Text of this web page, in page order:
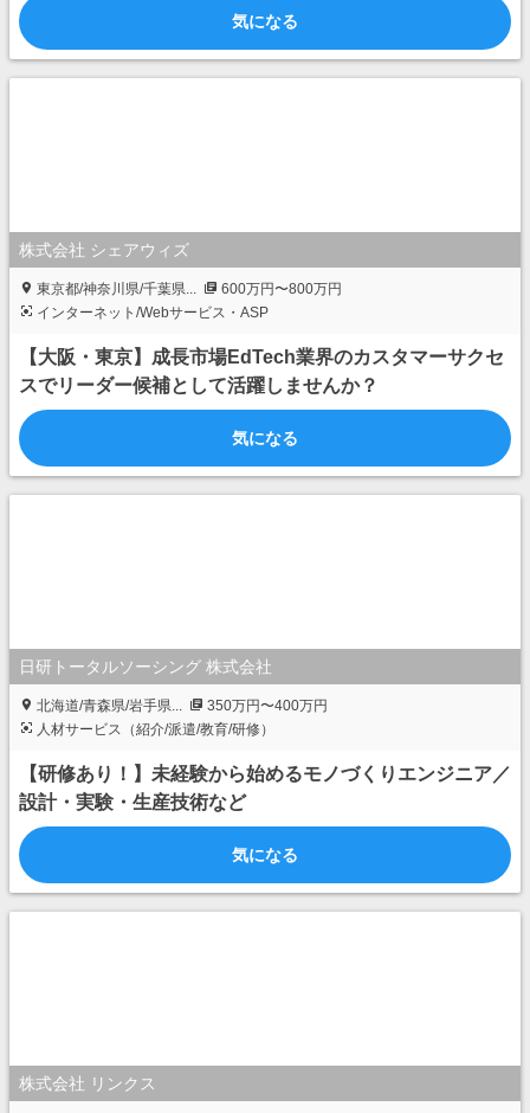
気になる
株式会社 シェアウィズ
東京都/神奈川県/千葉県...
600万円〜800万円
インターネット/Webサービス・ASP
【大阪・東京】成長市場EdTech業界のカスタマーサクセ
スでリーダー候補として活躍しませんか？
気になる
日研トータルソーシング 株式会社
北海道/青森県/岩手県...
350万円〜400万円
人材サービス（紹介/派遣/教育/研修）
【研修あり！】未経験から始めるモノづくりエンジニア／
設計・実験・生産技術など
気になる
株式会社 リンクス